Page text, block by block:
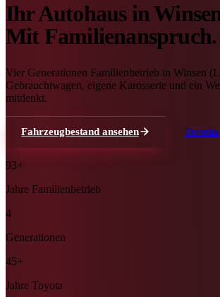
Ihr Autohaus in
Mit Familienanspruch.
Vier Generationen Familienbetrieb in Winsen
Gebrauchtwagen, eigene Karosserie und ein
mitdenkt.
Fahrzeugbestand ansehen Termin
93+
Jahre Familienbetrieb
4
Generationen
45+
Jahre Toyota